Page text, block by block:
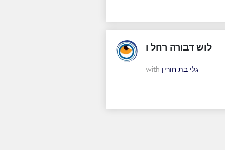
לוש דבורה רחל ו
with גלי בת חורין